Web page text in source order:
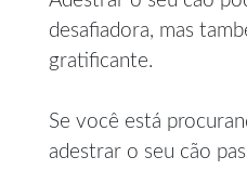
desafiadora, mas
gratificante.
Se você está
adestrar o seu cão